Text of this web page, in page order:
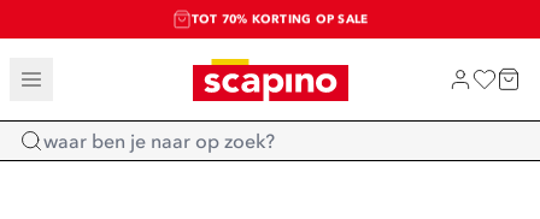
TOT 70% KORTING OP SALE
SALE: LAATSTE KANS!
SHOP NIEUW
Home